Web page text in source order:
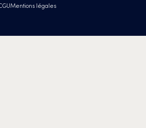
Mentions légales